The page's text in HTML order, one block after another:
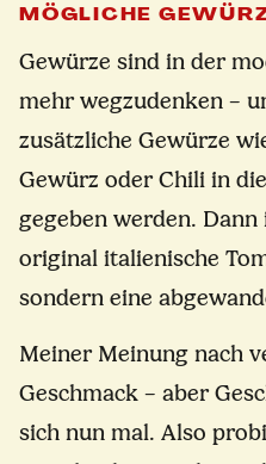
MÖGLICHE
Gewürze sind in der
mehr wegzudenken –
zusätzliche Gewürze
Gewürz oder Chili in
gegeben werden.
original italienische
sondern eine
Meiner Meinung nach
Geschmack – aber
sich nun mal. Also